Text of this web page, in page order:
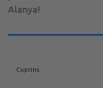
Alanya!
Cuprins